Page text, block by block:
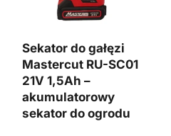
Sekator do gałęzi
Mastercut RU-SC01
21V 1,5Ah –
akumulatorowy
sekator do ogrodu